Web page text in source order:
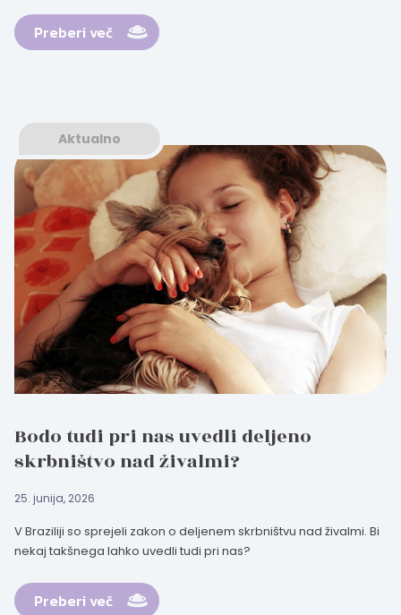
Preberi več
Aktualno
Bodo tudi pri nas uvedli deljeno
skrbništvo nad živalmi?
25. junija, 2026
V Braziliji so sprejeli zakon o deljenem skrbništvu nad živalmi. Bi
nekaj takšnega lahko uvedli tudi pri nas?
Preberi več